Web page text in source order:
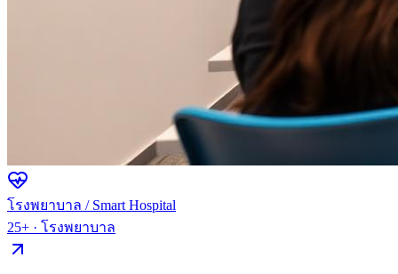
โรงพยาบาล / Smart Hospital
25+ · โรงพยาบาล